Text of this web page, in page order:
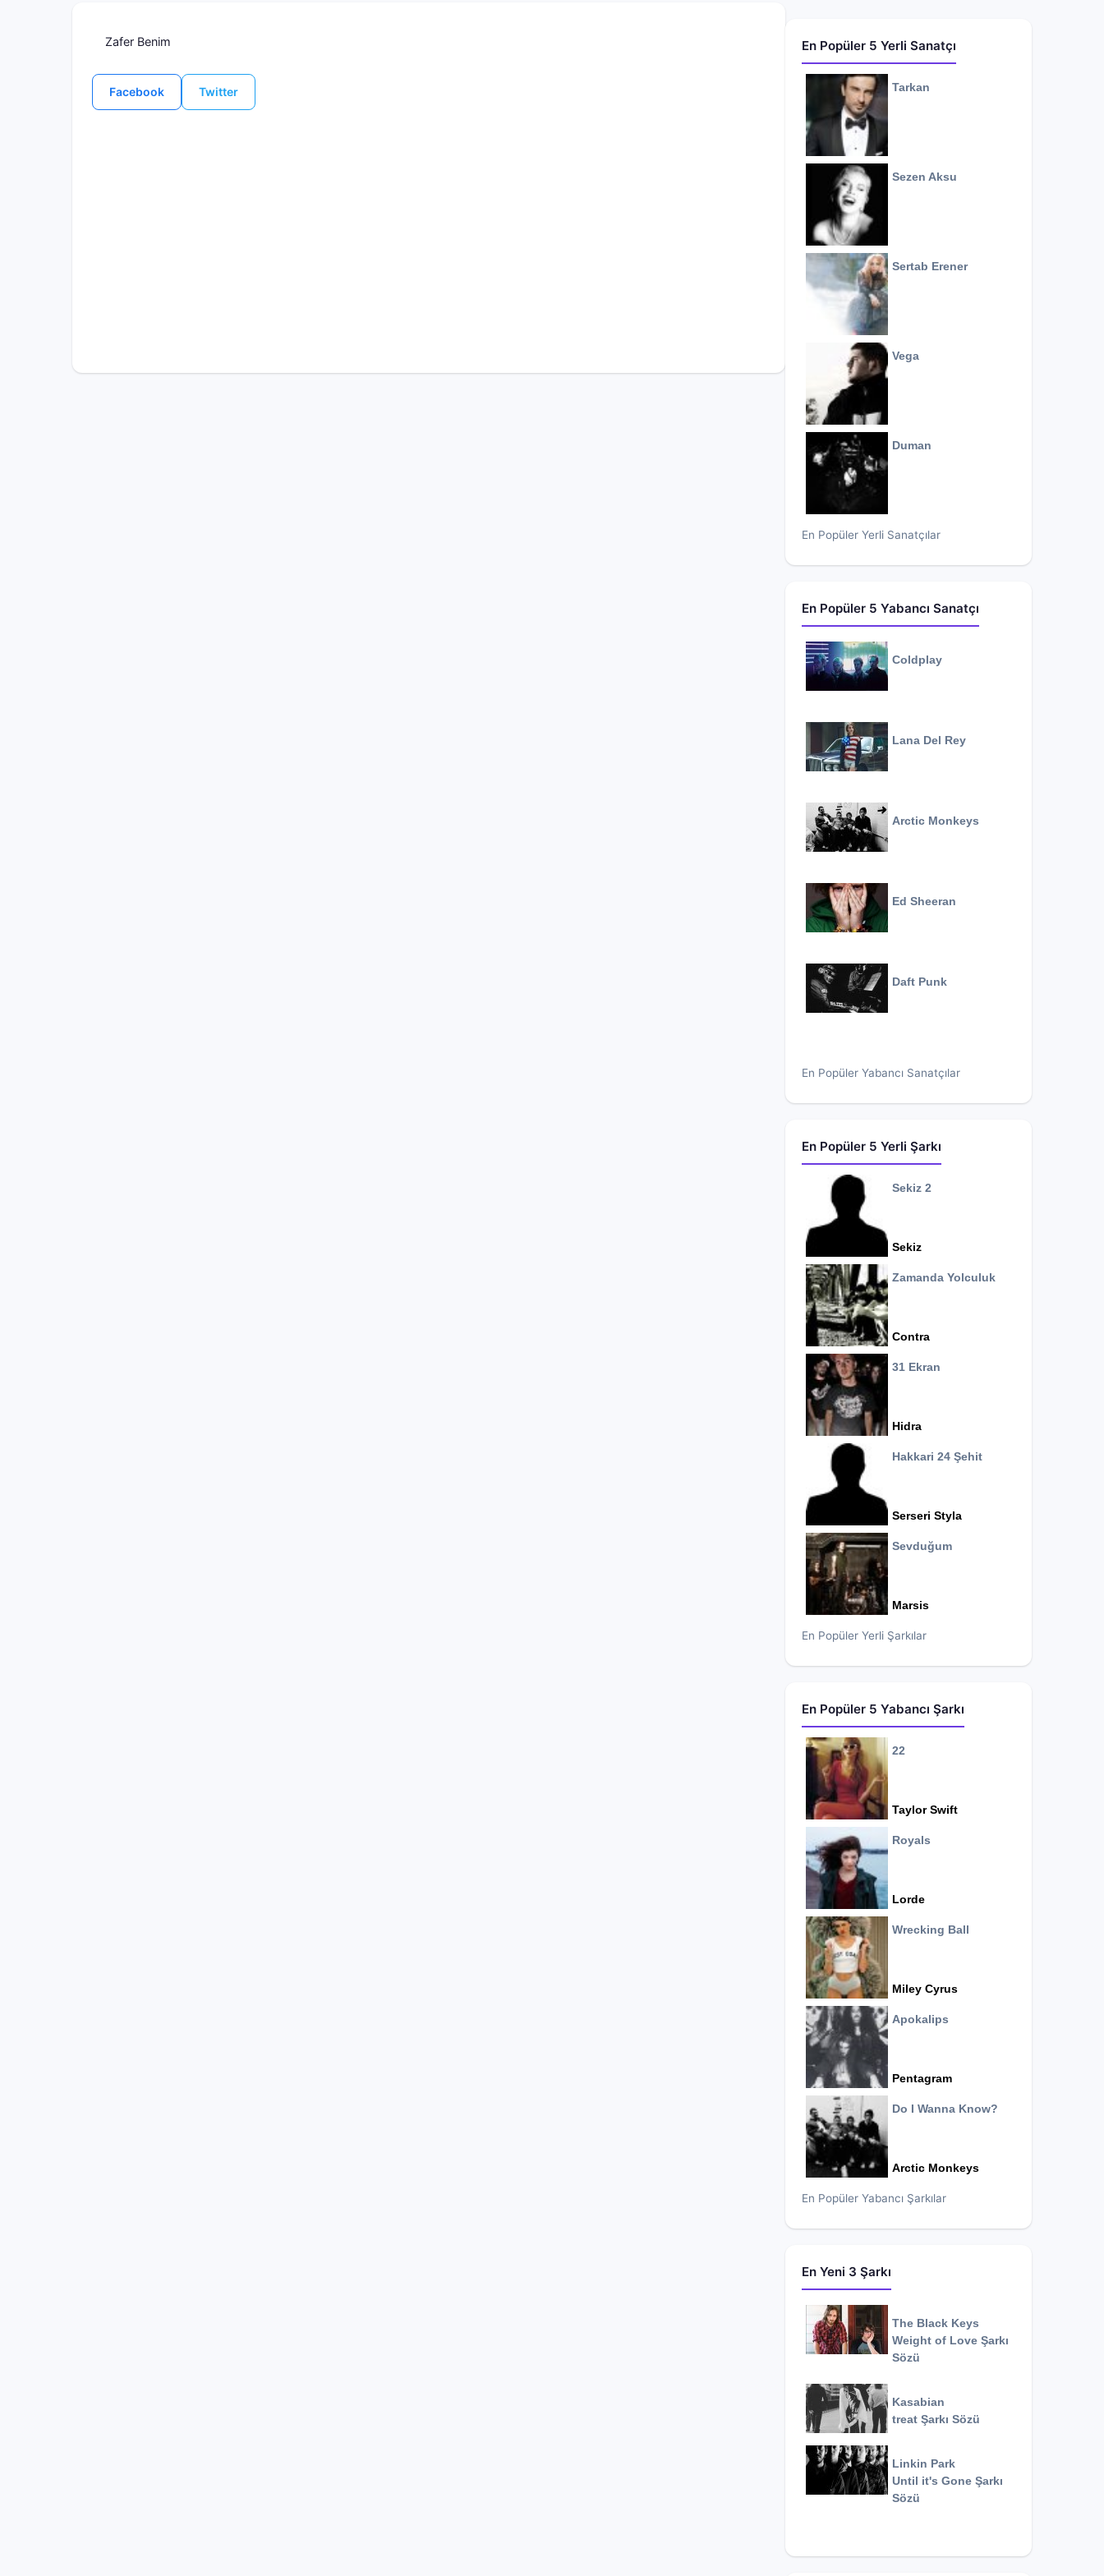
Zafer Benim
Facebook Twitter
En Popüler 5 Yerli Sanatçı
Tarkan
Sezen Aksu
Sertab Erener
Vega
Duman
En Popüler Yerli Sanatçılar
En Popüler 5 Yabancı Sanatçı
Coldplay
Lana Del Rey
Arctic Monkeys
Ed Sheeran
Daft Punk
En Popüler Yabancı Sanatçılar
En Popüler 5 Yerli Şarkı
Sekiz 2
Sekiz
Zamanda Yolculuk
Contra
31 Ekran
Hidra
Hakkari 24 Şehit
Serseri Styla
Sevduğum
Marsis
En Popüler Yerli Şarkılar
En Popüler 5 Yabancı Şarkı
22
Taylor Swift
Royals
Lorde
Wrecking Ball
Miley Cyrus
Apokalips
Pentagram
Do I Wanna Know?
Arctic Monkeys
En Popüler Yabancı Şarkılar
En Yeni 3 Şarkı
The Black Keys
Weight of Love Şarkı
Sözü
Kasabian
treat Şarkı Sözü
Linkin Park
Until it's Gone Şarkı
Sözü